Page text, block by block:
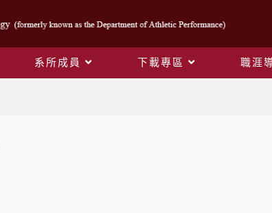
系所成員 下載專區 職涯